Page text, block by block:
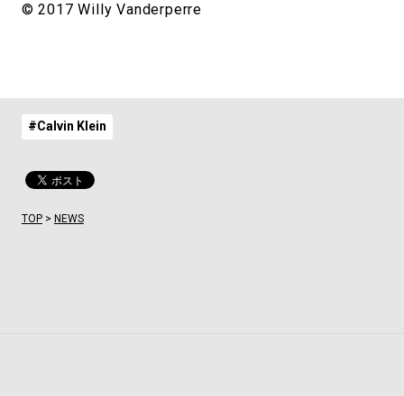
© 2017 Willy Vanderperre
#Calvin Klein
TOP> NEWS